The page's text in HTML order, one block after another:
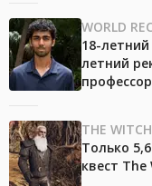
WORLD
18-
летний
THE
Только
квест